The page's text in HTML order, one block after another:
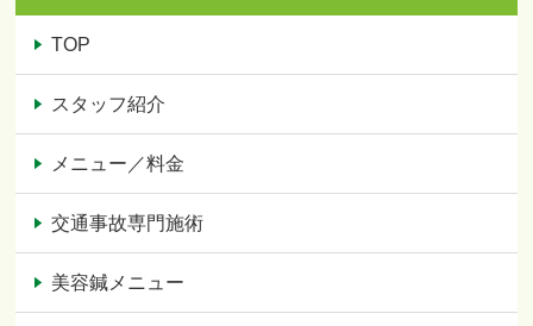
TOP
スタッフ紹介
メニュー／料金
交通事故専門施術
美容鍼メニュー